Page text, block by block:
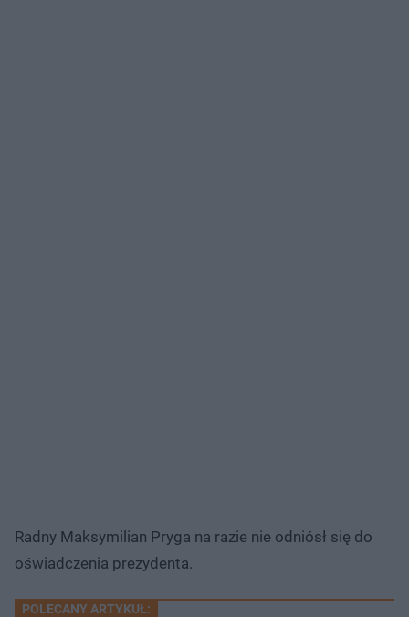
Radny Maksymilian Pryga na razie nie odniósł się do
oświadczenia prezydenta.
POLECANY ARTYKUŁ: